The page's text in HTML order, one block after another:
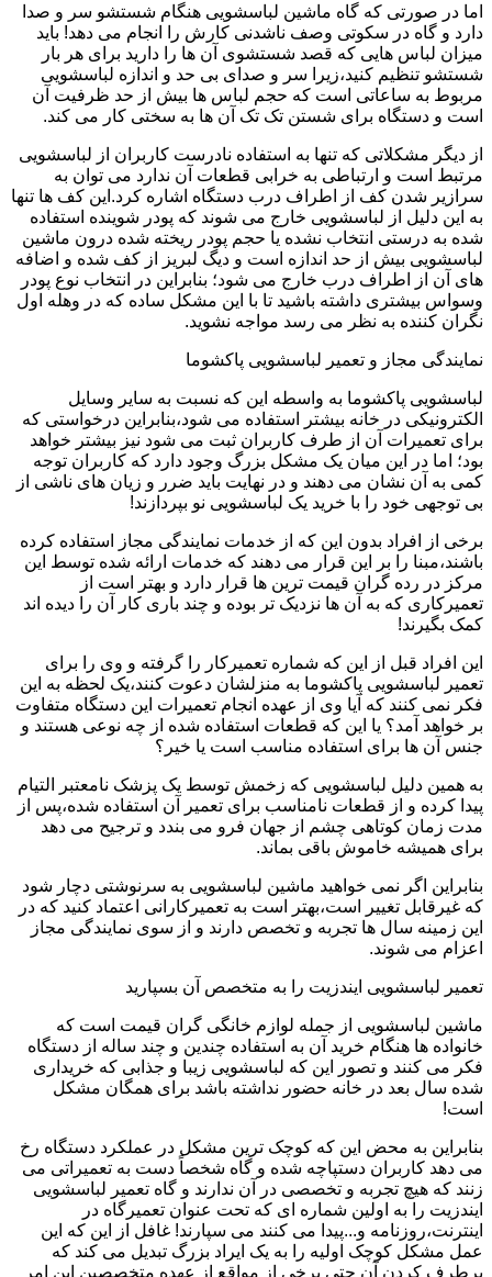
اما در صورتی که گاه ماشین لباسشویی هنگام شستشو سر و صدا
دارد و گاه در سکوتی وصف ناشدنی کارش را انجام می دهد! باید
میزان لباس هایی که قصد شستشوی آن ها را دارید برای هر بار
شستشو تنظیم کنید،زیرا سر و صدای بی حد و اندازه لباسشویی
مربوط به ساعاتی است که حجم لباس ها بیش از حد ظرفیت آن
است و دستگاه برای شستن تک تک آن ها به سختی کار می کند.
از دیگر مشکلاتی که تنها به استفاده نادرست کاربران از لباسشویی
مرتبط است و ارتباطی به خرابی قطعات آن ندارد می توان به
سرازیر شدن کف از اطراف درب دستگاه اشاره کرد.این کف ها تنها
به این دلیل از لباسشویی خارج می شوند که پودر شوینده استفاده
شده به درستی انتخاب نشده یا حجم پودر ریخته شده درون ماشین
لباسشویی بیش از حد اندازه است و دیگ لبریز از کف شده و اضافه
های آن از اطراف درب خارج می شود؛ بنابراین در انتخاب نوع پودر
وسواس بیشتری داشته باشید تا با این مشکل ساده که در وهله اول
نگران کننده به نظر می رسد مواجه نشوید.
نمایندگی مجاز و تعمیر لباسشویی پاکشوما
لباسشویی پاکشوما به واسطه این که نسبت به سایر وسایل
الکترونیکی در خانه بیشتر استفاده می شود،بنابراین درخواستی که
برای تعمیرات آن از طرف کاربران ثبت می شود نیز بیشتر خواهد
بود؛ اما در این میان یک مشکل بزرگ وجود دارد که کاربران توجه
کمی به آن نشان می دهند و در نهایت باید ضرر و زیان های ناشی از
بی توجهی خود را با خرید یک لباسشویی نو بپردازند!
برخی از افراد بدون این که از خدمات نمایندگی مجاز استفاده کرده
باشند،مبنا را بر این قرار می دهند که خدمات ارائه شده توسط این
مرکز در رده گران قیمت ترین ها قرار دارد و بهتر است از
تعمیرکاری که به آن ها نزدیک تر بوده و چند باری کار آن را دیده اند
کمک بگیرند!
این افراد قبل از این که شماره تعمیرکار را گرفته و وی را برای
تعمیر لباسشویی پاکشوما به منزلشان دعوت کنند،یک لحظه به این
فکر نمی کنند که آیا وی از عهده انجام تعمیرات این دستگاه متفاوت
بر خواهد آمد؟ یا این که قطعات استفاده شده از چه نوعی هستند و
جنس آن ها برای استفاده مناسب است یا خیر؟
به همین دلیل لباسشویی که زخمش توسط یک پزشک نامعتبر التیام
پیدا کرده و از قطعات نامناسب برای تعمیر آن استفاده شده،پس از
مدت زمان کوتاهی چشم از جهان فرو می بندد و ترجیح می دهد
برای همیشه خاموش باقی بماند.
بنابراین اگر نمی خواهید ماشین لباسشویی به سرنوشتی دچار شود
که غیرقابل تغییر است،بهتر است به تعمیرکارانی اعتماد کنید که در
این زمینه سال ها تجربه و تخصص دارند و از سوی نمایندگی مجاز
اعزام می شوند.
تعمیر لباسشویی ایندزیت را به متخصص آن بسپارید
ماشین لباسشویی از جمله لوازم خانگی گران قیمت است که
خانواده ها هنگام خرید آن به استفاده چندین و چند ساله از دستگاه
فکر می کنند و تصور این که لباسشویی زیبا و جذابی که خریداری
شده سال بعد در خانه حضور نداشته باشد برای همگان مشکل
است!
بنابراین به محض این که کوچک ترین مشکل در عملکرد دستگاه رخ
می دهد کاربران دستپاچه شده و گاه شخصاً دست به تعمیراتی می
زنند که هیچ تجربه و تخصصی در آن ندارند و گاه تعمیر لباسشویی
ایندزیت را به اولین شماره ای که تحت عنوان تعمیرگاه در
اینترنت،روزنامه و...پیدا می کنند می سپارند! غافل از این که این
عمل مشکل کوچک اولیه را به یک ایراد بزرگ تبدیل می کند که
برطرف کردن آن حتی برخی از مواقع از عهده متخصصین این امر